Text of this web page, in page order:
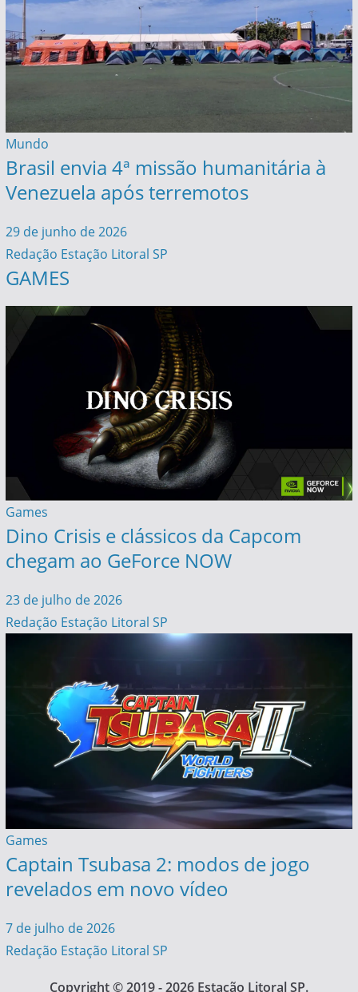
Mundo
Brasil envia 4ª missão humanitária à
Venezuela após terremotos
29 de junho de 2026
Redação Estação Litoral SP
GAMES
Games
Dino Crisis e clássicos da Capcom
chegam ao GeForce NOW
23 de julho de 2026
Redação Estação Litoral SP
Games
Captain Tsubasa 2: modos de jogo
revelados em novo vídeo
7 de julho de 2026
Redação Estação Litoral SP
Copyright © 2019 - 2026 Estação Litoral SP.